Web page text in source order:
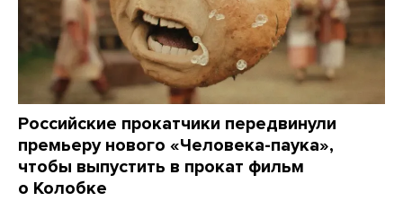
Российские прокатчики передвинули
премьеру нового «Человека-паука»,
чтобы выпустить в прокат фильм
о Колобке